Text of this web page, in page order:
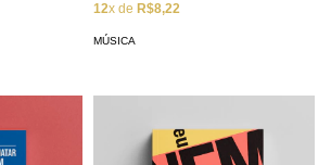
12x de R$8,22
MÚSICA